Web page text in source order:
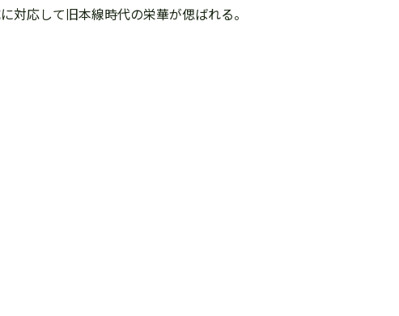
応して旧本線時代の栄華が偲ばれる。